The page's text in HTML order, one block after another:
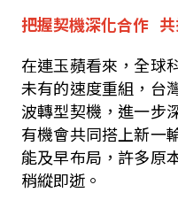
把握契機深化合作
在連玉蘋看來，全球
未有的速度重組，台
波轉型契機，進一步
有機會共同搭上新一
能及早布局，許多原
稍縱即逝。